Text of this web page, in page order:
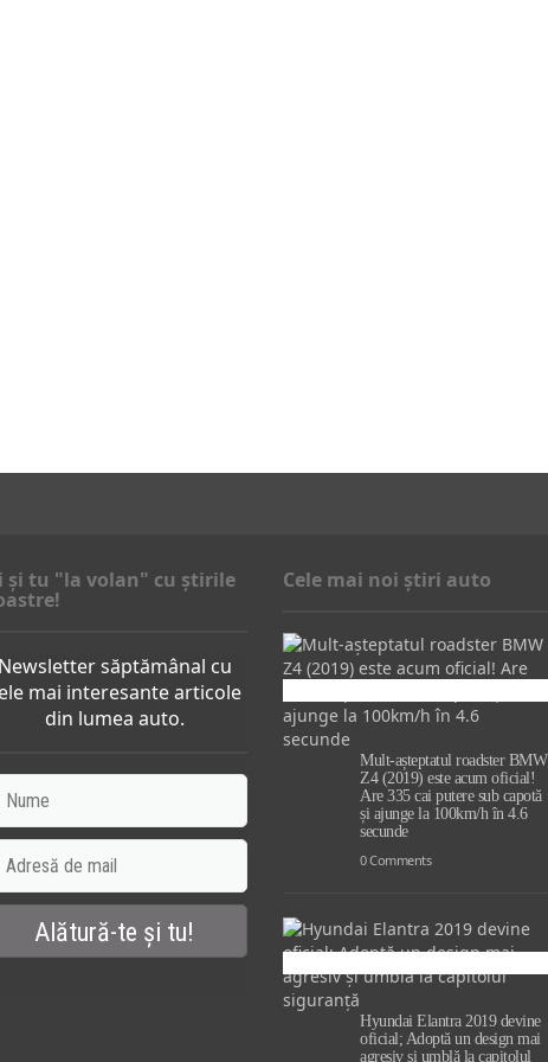
şi tu "la volan" cu ştirile
Newsletter săptămânal cu
mai interesante articole
din lumea auto.
Cele mai noi știri auto
Mult-așteptatul roadster BMW
Z4 (2019) este acum oficial!
Are 335 cai putere sub capotă
și ajunge la 100km/h în 4.6
secunde
0 Comments
Hyundai Elantra 2019 devine
oficial; Adoptă un design mai
agresiv și umblă la capitolul